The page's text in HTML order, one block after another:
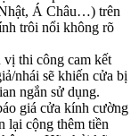
Á Châu…) trên
trôi nổi không rõ
vị thi công cam kết
nhái sẽ khiến cửa bị
ngắn sử dụng.
giá cửa kính cường
lại cộng thêm tiền